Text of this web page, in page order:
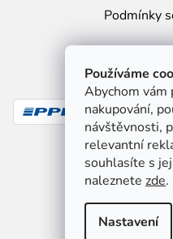
Používáme
Abychom vám
nakupování,
návštěvnosti,
relevantní
souhlasíte s
naleznete zde.
Nastavení
Podmínky